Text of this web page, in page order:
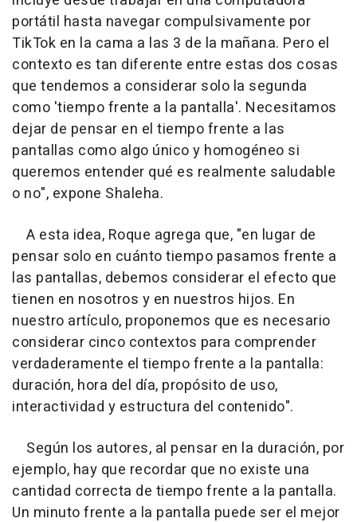
portátil hasta navegar compulsivamente por
TikTok en la cama a las 3 de la mañana. Pero el
contexto es tan diferente entre estas dos cosas
que tendemos a considerar solo la segunda
como 'tiempo frente a la pantalla'. Necesitamos
dejar de pensar en el tiempo frente a las
pantallas como algo único y homogéneo si
queremos entender qué es realmente saludable
o no", expone Shaleha.
A esta idea, Roque agrega que, "en lugar de
pensar solo en cuánto tiempo pasamos frente a
las pantallas, debemos considerar el efecto que
tienen en nosotros y en nuestros hijos. En
nuestro artículo, proponemos que es necesario
considerar cinco contextos para comprender
verdaderamente el tiempo frente a la pantalla:
duración, hora del día, propósito de uso,
interactividad y estructura del contenido".
Según los autores, al pensar en la duración, por
ejemplo, hay que recordar que no existe una
cantidad correcta de tiempo frente a la pantalla.
Un minuto frente a la pantalla puede ser el mejor